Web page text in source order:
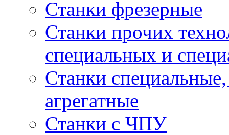
Станки фрезерные
Станки прочих
специальных и
Станки
агрегатные
Станки с ЧПУ